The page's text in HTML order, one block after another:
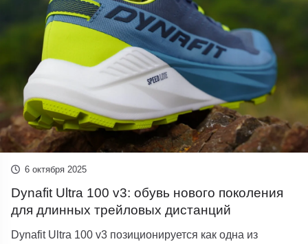
6 октября 2025
Dynafit Ultra 100 v3: обувь нового поколения
для длинных трейловых дистанций
Dynafit Ultra 100 v3 позиционируется как одна из